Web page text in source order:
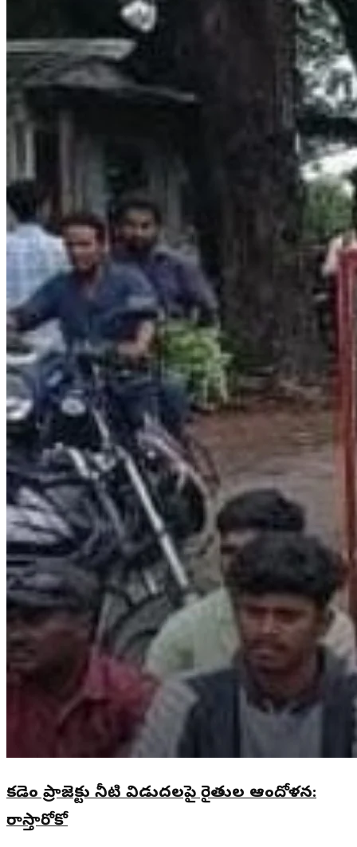
కడెం ప్రాజెక్టు నీటి విడుదలపై రైతుల ఆందోళన:
రాస్తారోకో